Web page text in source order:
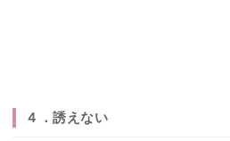
４．誘えない